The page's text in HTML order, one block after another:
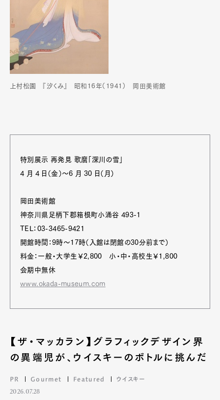
上村松園 『汐くみ』 昭和16年（1941） 岡田美術館
特別展示 再発見 歌麿「深川の雪」
4 月 4 日（金）～6 月 30 日（月）
岡田美術館
神奈川県足柄下郡箱根町小涌谷 493-1
TEL：03-3465-9421
開館時間：9時～17時（入館は閉館の30分前まで）
料金：一般・大学生￥2,800 小・中・高校生￥1,800
会期中無休
www.okada-museum.com
【ザ・マッカラン】グラフィックデザイン界
の異端児が、ウイスキーのボトルに挑んだ
PR Gourmet Featured ウイスキー
2026.07.28